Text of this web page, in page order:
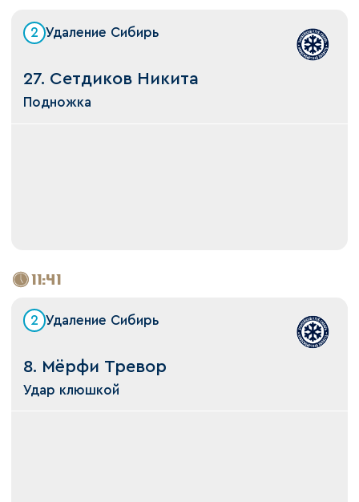
2 Удаление Сибирь
27. Сетдиков Никита
Подножка
11:41
2 Удаление Сибирь
8. Мёрфи Тревор
Удар клюшкой